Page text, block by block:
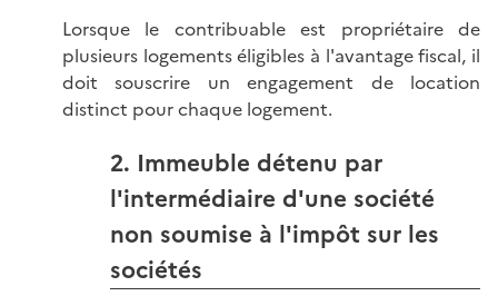
Lorsque le contribuable est propriétaire de
plusieurs logements éligibles à l'avantage fiscal, il
doit souscrire un engagement de location
distinct pour chaque logement.
2. Immeuble détenu par
l'intermédiaire d'une société
non soumise à l'impôt sur les
sociétés